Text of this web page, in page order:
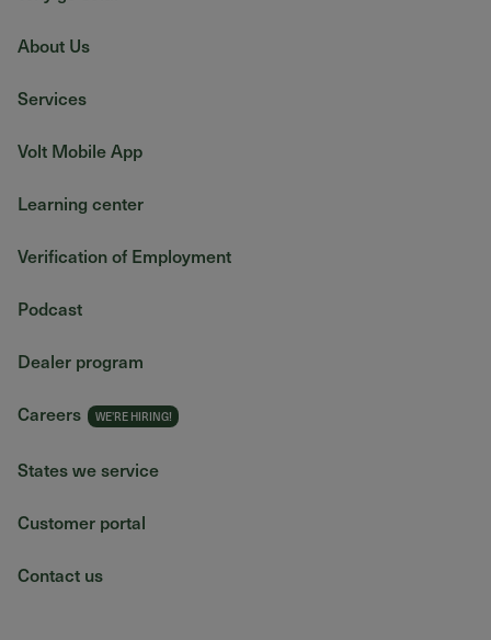
About Us
Services
Volt Mobile App
Learning center
Verification of Employment
Podcast
Dealer program
Careers
States we service
Customer portal
Contact us